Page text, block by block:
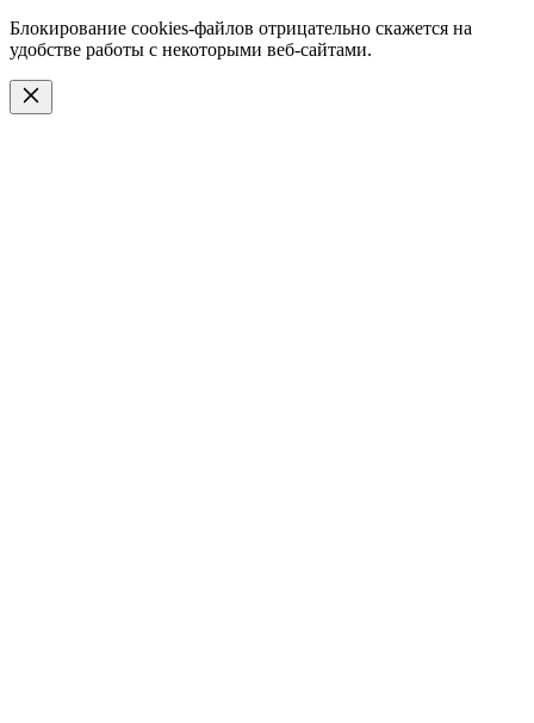
Блокирование cookies-файлов отрицательно скажется на
удобстве работы с некоторыми веб-сайтами.